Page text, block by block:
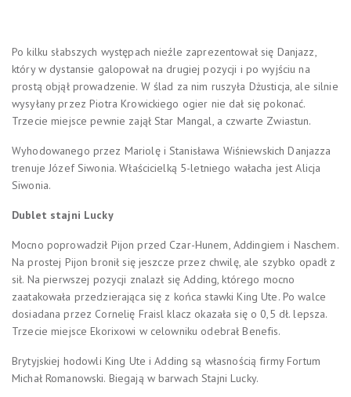
Po kilku słabszych występach nieźle zaprezentował się Danjazz,
który w dystansie galopował na drugiej pozycji i po wyjściu na
prostą objął prowadzenie. W ślad za nim ruszyła Dżusticja, ale silnie
wysyłany przez Piotra Krowickiego ogier nie dał się pokonać.
Trzecie miejsce pewnie zajął Star Mangal, a czwarte Zwiastun.
Wyhodowanego przez Mariolę i Stanisława Wiśniewskich Danjazza
trenuje Józef Siwonia. Właścicielką 5-letniego wałacha jest Alicja
Siwonia.
Dublet stajni Lucky
Mocno poprowadził Pijon przed Czar-Hunem, Addingiem i Naschem.
Na prostej Pijon bronił się jeszcze przez chwilę, ale szybko opadł z
sił. Na pierwszej pozycji znalazł się Adding, którego mocno
zaatakowała przedzierająca się z końca stawki King Ute. Po walce
dosiadana przez Cornelię Fraisl klacz okazała się o 0,5 dł. lepsza.
Trzecie miejsce Ekorixowi w celowniku odebrał Benefis.
Brytyjskiej hodowli King Ute i Adding są własnością firmy Fortum
Michał Romanowski. Biegają w barwach Stajni Lucky.